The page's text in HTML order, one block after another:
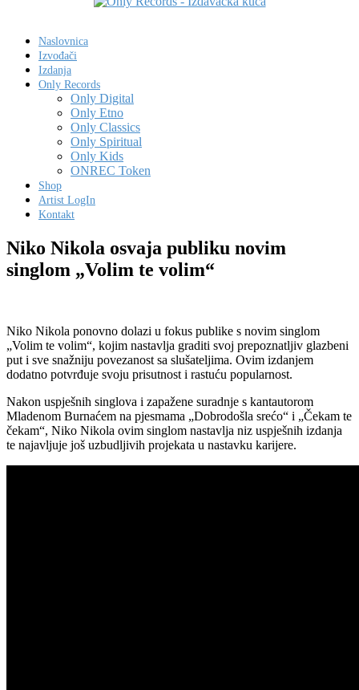
Naslovnica
Izvođači
Izdanja
Only Records
Only Digital
Only Etno
Only Classics
Only Spiritual
Only Kids
ONREC Token
Shop
Artist LogIn
Kontakt
Niko Nikola osvaja publiku novim
singlom „Volim te volim“
Niko Nikola ponovno dolazi u fokus publike s novim singlom
„Volim te volim“, kojim nastavlja graditi svoj prepoznatljiv glazbeni
put i sve snažniju povezanost sa slušateljima. Ovim izdanjem
dodatno potvrđuje svoju prisutnost i rastuću popularnost.
Nakon uspješnih singlova i zapažene suradnje s kantautorom
Mladenom Burnaćem na pjesmama „Dobrodošla srećo“ i „Čekam te
čekam“, Niko Nikola ovim singlom nastavlja niz uspješnih izdanja
te najavljuje još uzbudljivih projekata u nastavku karijere.